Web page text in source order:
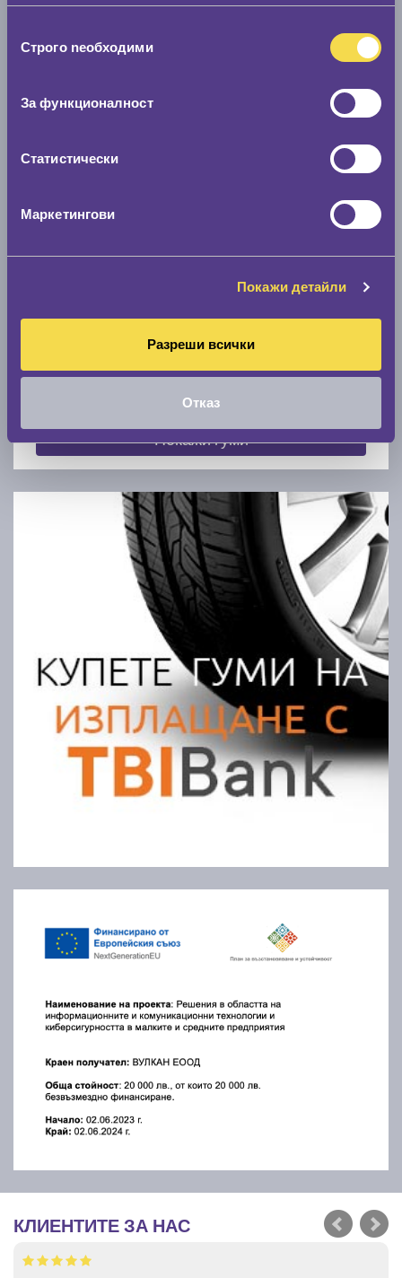
наСтрого nеобходими
За функционалност
Статистически
Маркетингови
Покажи детайли
Разреши всички
Отказ
Скоростомер при 100
По марка автомобил
Покажи гуми
КЛИЕНТИТЕ ЗА НАС